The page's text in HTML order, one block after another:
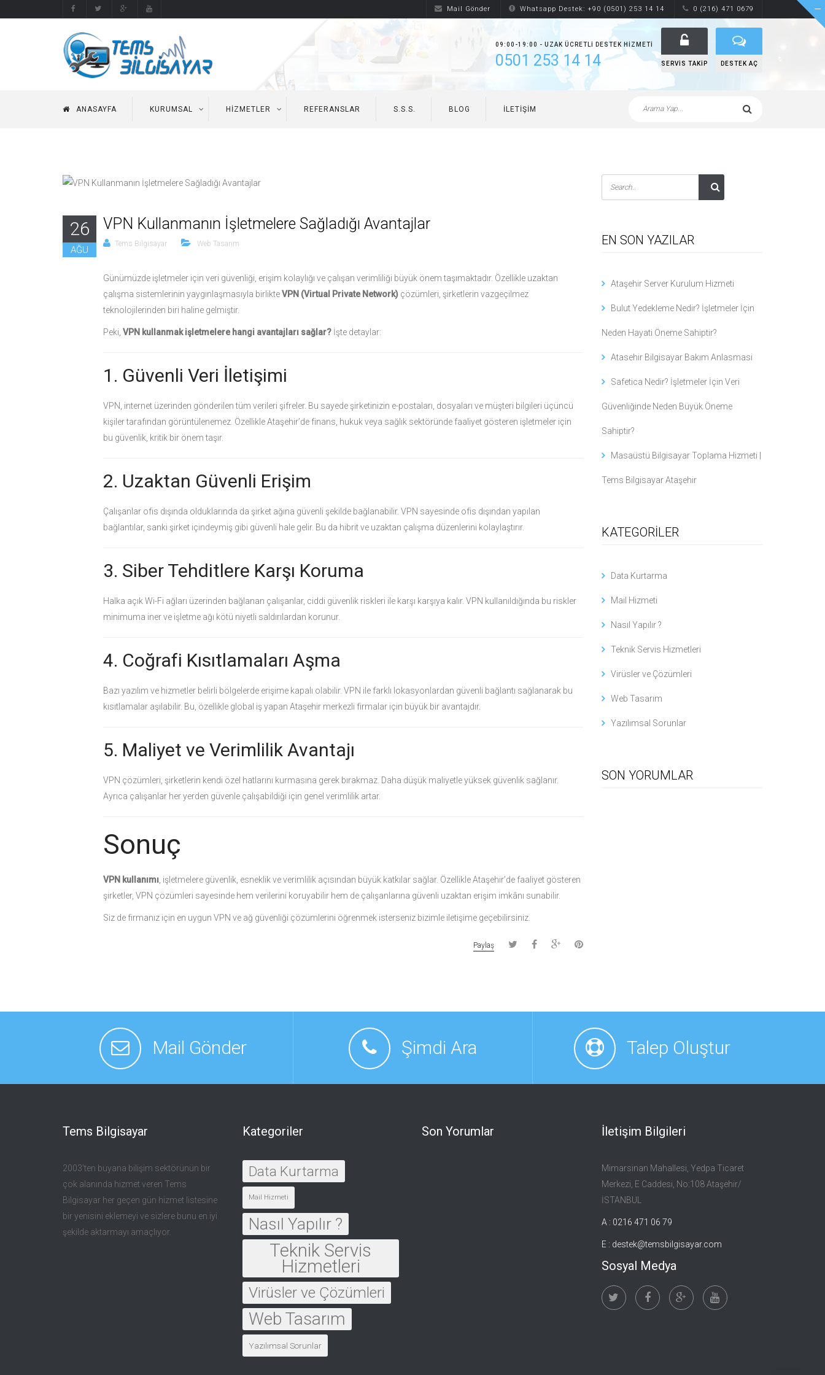
Mail Gönder Whatsapp Destek: +90 (0501) 253 14 14 0 (216) 471 0679
09:00-19:00 - UZAK ÜCRETLI DESTEK HIZMETI
0501 253 14 14 SERVIS TAKIP DESTEK AÇ
ANASAYFA KURUMSAL HIZMETLER REFERANSLAR S.S.S. BLOG İLETIŞIM
26
AĞU
VPN Kullanmanın İşletmelere Sağladığı Avantajlar
Tems Bilgisayar Web Tasarım
Günümüzde işletmeler için veri güvenliği, erişim kolaylığı ve çalışan verimliliği büyük önem taşımaktadır. Özellikle uzaktan
çalışma sistemlerinin yaygınlaşmasıyla birlikteVPN (Virtual Private Network) çözümleri, şirketlerin vazgeçilmez
teknolojilerinden biri haline gelmiştir.
Peki, VPN kullanmak işletmelere hangi avantajları sağlar? İşte detaylar:
1. Güvenli Veri İletişimi
VPN, internet üzerinden gönderilen tüm verileri şifreler. Bu sayede şirketinizin e-postaları, dosyaları ve müşteri bilgileri üçüncü
kişiler tarafından görüntülenemez. Özellikle Ataşehir’de finans, hukuk veya sağlık sektöründe faaliyet gösteren işletmeler için
bu güvenlik, kritik bir önem taşır.
2. Uzaktan Güvenli Erişim
Çalışanlar ofis dışında olduklarında da şirket ağına güvenli şekilde bağlanabilir. VPN sayesinde ofis dışından yapılan
bağlantılar, sanki şirket içindeymiş gibi güvenli hale gelir. Bu da hibrit ve uzaktan çalışma düzenlerini kolaylaştırır.
3. Siber Tehditlere Karşı Koruma
Halka açık Wi-Fi ağları üzerinden bağlanan çalışanlar, ciddi güvenlik riskleri ile karşı karşıya kalır. VPN kullanıldığında bu riskler
minimuma iner ve işletme ağı kötü niyetli saldırılardan korunur.
4. Coğrafi Kısıtlamaları Aşma
Bazı yazılım ve hizmetler belirli bölgelerde erişime kapalı olabilir. VPN ile farklı lokasyonlardan güvenli bağlantı sağlanarak bu
kısıtlamalar aşılabilir. Bu, özellikle global iş yapan Ataşehir merkezli firmalar için büyük bir avantajdır.
5. Maliyet ve Verimlilik Avantajı
VPN çözümleri, şirketlerin kendi özel hatlarını kurmasına gerek bırakmaz. Daha düşük maliyetle yüksek güvenlik sağlanır.
Ayrıca çalışanlar her yerden güvenle çalışabildiği için genel verimlilik artar.
Sonuç
VPN kullanımı, işletmelere güvenlik, esneklik ve verimlilik açısından büyük katkılar sağlar. Özellikle Ataşehir’de faaliyet gösteren
şirketler, VPN çözümleri sayesinde hem verilerini koruyabilir hem de çalışanlarına güvenli uzaktan erişim imkânı sunabilir.
Siz de firmanız için en uygun VPN ve ağ güvenliği çözümlerini öğrenmek isterseniz bizimle iletişime geçebilirsiniz.
Paylaş
EN SON YAZILAR
Ataşehir Server Kurulum Hizmeti
Bulut Yedekleme Nedir? İşletmeler İçin
Neden Hayati Öneme Sahiptir?
Atasehir Bilgisayar Bakım Anlasmasi
Safetica Nedir? İşletmeler İçin Veri
Güvenliğinde Neden Büyük Öneme
Sahiptir?
Masaüstü Bilgisayar Toplama Hizmeti |
Tems Bilgisayar Ataşehir
KATEGORİLER
Data Kurtarma
Mail Hizmeti
Nasıl Yapılır ?
Teknik Servis Hizmetleri
Virüsler ve Çözümleri
Web Tasarım
Yazılımsal Sorunlar
SON YORUMLAR
Mail Gönder Şimdi Ara Talep Oluştur
Tems Bilgisayar
2003’ten buyana bilişim sektörünün bir
çok alanında hizmet veren Tems
Bilgisayar her geçen gün hizmet listesine
bir yenisini eklemeyi ve sizlere bunu en iyi
şekilde aktarmayı amaçlıyor.
Kategoriler
Data Kurtarma
Mail Hizmeti
Nasıl Yapılır ?
Teknik Servis
Hizmetleri
Virüsler ve Çözümleri
Web Tasarım
Yazılımsal Sorunlar
Son Yorumlar İletişim Bilgileri
Mimarsinan Mahallesi, Yedpa Ticaret
Merkezi, E Caddesi, No:108 Ataşehir/
İSTANBUL
A : 0216 471 06 79
E : destek@temsbilgisayar.com
Sosyal Medya